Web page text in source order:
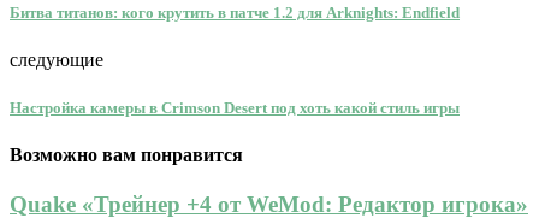
Битва титанов: кого крутить в патче 1.2 для Arknights: Endfield
следующие
Настройка камеры в Crimson Desert под хоть какой стиль игры
Возможно вам понравится
Quake «Трейнер +4 от WeMod: Редактор игрока»